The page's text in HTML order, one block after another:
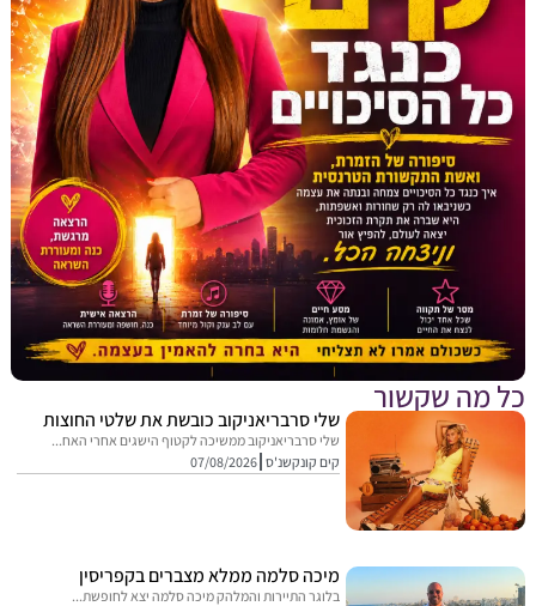
שקשור
שלי סרבריאניקוב כובשת את שלטי החוצות
שלי סרבריאניקוב ממשיכה לקטוף הישגים אחרי האח...
קים קונקשנ'ס 07/08/2026
מיכה סלמה ממלא מצברים בקפריסין
בלוגר התיירות והמלהק מיכה סלמה יצא לחופשת...